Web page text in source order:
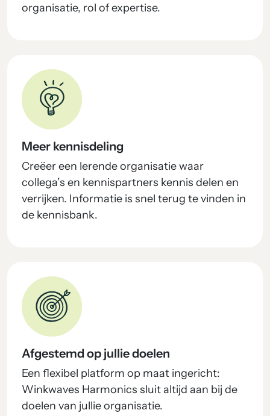
organisatie, rol of expertise.
Meer kennisdeling
Creëer een lerende organisatie waar
collega’s en kennispartners kennis delen en
verrijken. Informatie is snel terug te vinden in
de kennisbank.
Afgestemd op jullie doelen
Een flexibel platform op maat ingericht:
Winkwaves Harmonics sluit altijd aan bij de
doelen van jullie organisatie.